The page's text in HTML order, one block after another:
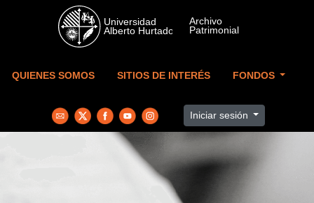
Skip to main content
QUIENES SOMOS SITIOS DE INTERÉS FONDOS
Iniciar sesión